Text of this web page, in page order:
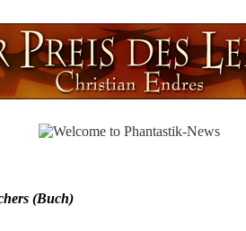
(Buch)